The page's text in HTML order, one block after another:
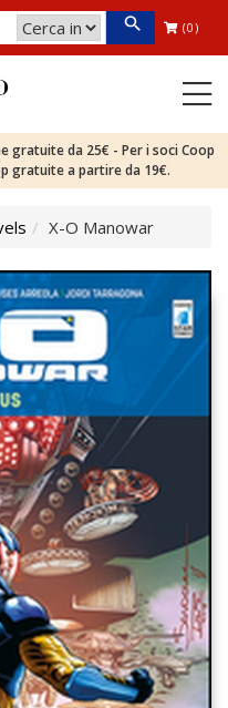
(0)
gratuite da 25€ - Per i soci Coop
gratuite a partire da 19€.
X-O Manowar